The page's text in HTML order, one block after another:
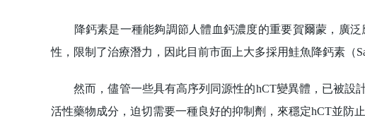
降鈣素是一種能夠調節人體血鈣濃度的重要賀爾蒙，廣泛
性，限制了治療潛力，因此目前市面上大多採用鮭魚降鈣素（
然而，儘管一些具有高序列同源性的hCT變異體，已被設
活性藥物成分，迫切需要一種良好的抑制劑，來穩定hCT並防